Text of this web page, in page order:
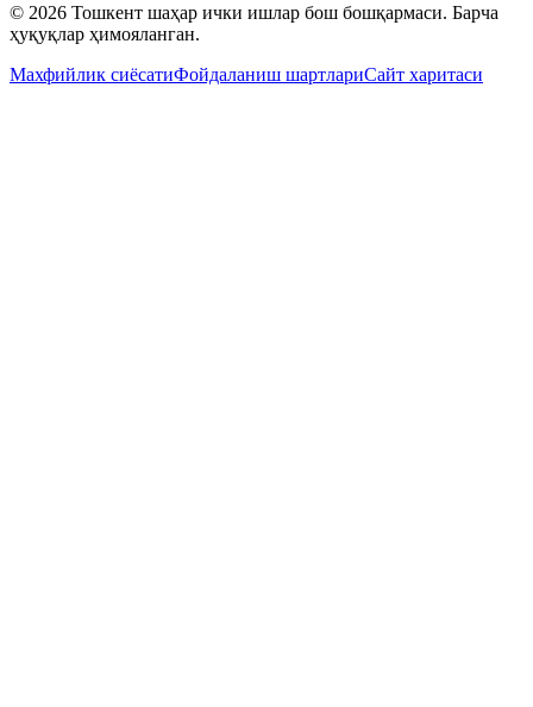
© 2026 Тошкент шаҳар ички ишлар бош бошқармаси. Барча
ҳуқуқлар ҳимояланган.
Махфийлик сиёсатиФойдаланиш шартлариСайт харитаси